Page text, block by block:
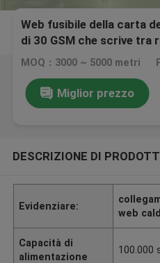
Web fusibile della carta
di 30 GSM che scrive tra
il tessuto domestico
MOQ：3000 ~ 5000 metri
Miglior prezzo
DESCRIZIONE DI
Evidenziare:
web
Capacità di
alimentazione
100.000